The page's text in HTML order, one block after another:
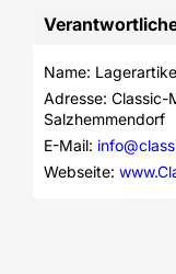
Name:
Adresse: Classic-
Salzhemmendorf
E-Mail:
Webseite: